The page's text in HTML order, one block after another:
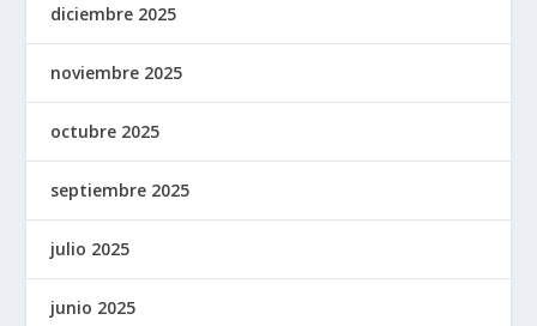
diciembre 2025
noviembre 2025
octubre 2025
septiembre 2025
julio 2025
junio 2025